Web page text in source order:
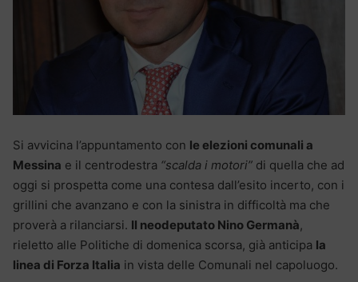
Si avvicina l’appuntamento con le elezioni comunali a
Messina e il centrodestra “scalda i motori” di quella che ad
oggi si prospetta come una contesa dall’esito incerto, con i
grillini che avanzano e con la sinistra in difficoltà ma che
proverà a rilanciarsi. Il neodeputato Nino Germanà,
rieletto alle Politiche di domenica scorsa, già anticipa la
linea di Forza Italia in vista delle Comunali nel capoluogo.